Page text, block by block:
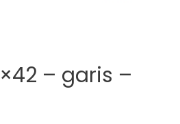
– garis –